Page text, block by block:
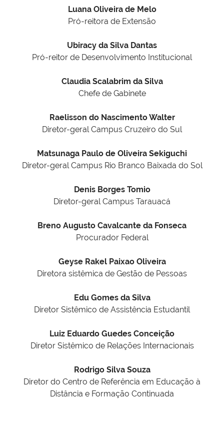
Luana Oliveira de Melo
Pró-reitora de Extensão
Ubiracy da Silva Dantas
Pró-reitor de Desenvolvimento Institucional
Claudia Scalabrim da Silva
Chefe de Gabinete
Raelisson do Nascimento Walter
Diretor-geral Campus Cruzeiro do Sul
Matsunaga Paulo de Oliveira Sekiguchi
Diretor-geral Campus Rio Branco Baixada do Sol
Denis Borges Tomio
Diretor-geral Campus Tarauacá
Breno Augusto Cavalcante da Fonseca
Procurador Federal
Geyse Rakel Paixao Oliveira
Diretora sistêmica de Gestão de Pessoas
Edu Gomes da Silva
Diretor Sistêmico de Assistência Estudantil
Luiz Eduardo Guedes Conceição
Diretor Sistêmico de Relações Internacionais
Rodrigo Silva Souza
Diretor do Centro de Referência em Educação à
Distância e Formação Continuada